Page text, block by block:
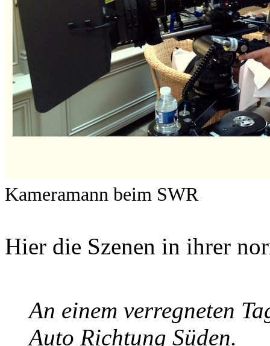
Kameramann beim SWR
Hier die Szenen in ihrer
An einem verregneten
Auto Richtung Süden.